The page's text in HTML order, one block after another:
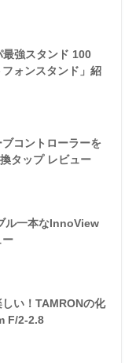
強スタンド 100
ォンスタンド」紹
コントローラーを
タップ レビュー
ル一本なInnoView
ー
しい！TAMRONの化
F/2-2.8